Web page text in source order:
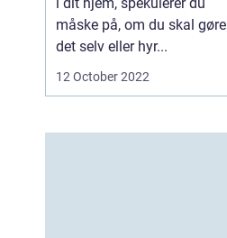
måske på, om du skal gøre
det selv eller hyr...
12 October 2022